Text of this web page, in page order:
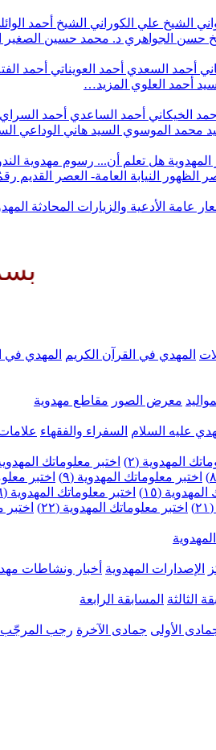
الشيخ علي الكوراني الشيخ أحمد
حسن الجواهري د. محمد حسين الصغير
أحمد السعدي أحمد العويناتي أحمد
أحمد العلوي المزيد…
أحمد الخيكاني أحمد الساعدي أحمد السراي
محمد الموسوي السيد هاني الوداعي
المهدوية هل تعلم أن... رسوم مهدوية
الظهور النيابة العامة- العصر القديم
عامة الأدعية والزيارات المحادثة
بسم الله
المهدي في القرآن الكريم المهدي في
معرض الصور مقاطع مهدوية
عليه السلام السفراء والفقهاء
المهدوية (٢) اختبر معلوماتك
اختبر معلوماتك المهدوية (٩) اختبر
(١٥) اختبر معلوماتك المهدوية (١٦)
اختبر معلوماتك المهدوية (٢٢) اختبر
المهدوية
الإصدارات المهدوية أخبار ونشاطات
الثالثة المسابقة الرابعة
الأولى جمادى الآخرة رجب المرجّب